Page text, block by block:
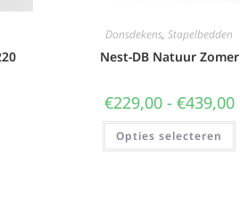
Donsdekens, Stapelbedden
Nest-DB Natuur Zomer
€229,00 - €439,00
Opties selecteren